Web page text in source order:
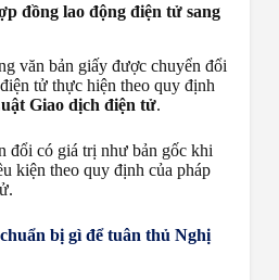
đồng lao động điện tử sang
văn bản giấy được chuyển đổi
tử thực hiện theo quy định
Giao dịch điện tử.
đổi có giá trị như bản gốc khi
kiện theo quy định của pháp
bị gì để tuân thủ Nghị